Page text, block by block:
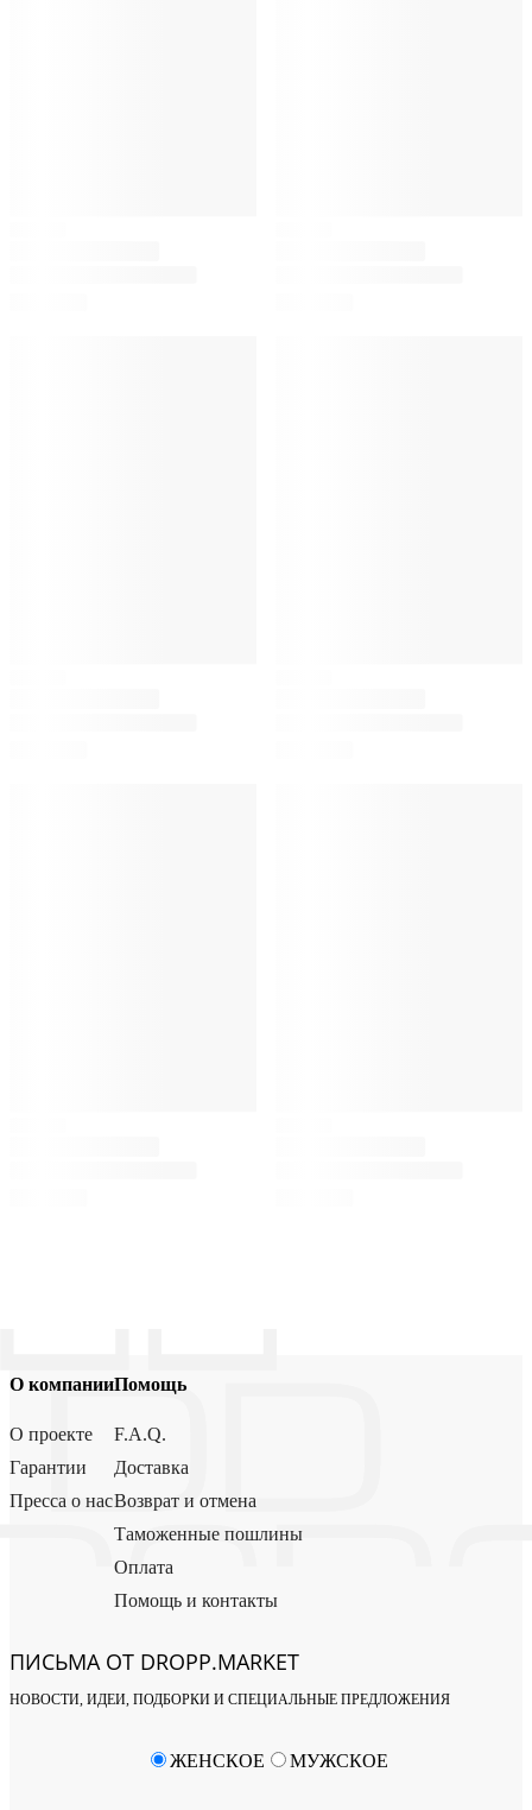
О компании
О проекте
Гарантии
Пресса о нас
Помощь
F.A.Q.
Доставка
Возврат и отмена
Таможенные пошлины
Оплата
Помощь и контакты
ПИСЬМА ОТ DROPP.MARKET
НОВОСТИ, ИДЕИ, ПОДБОРКИ И СПЕЦИАЛЬНЫЕ ПРЕДЛОЖЕНИЯ
ЖЕНСКОЕ МУЖСКОЕ